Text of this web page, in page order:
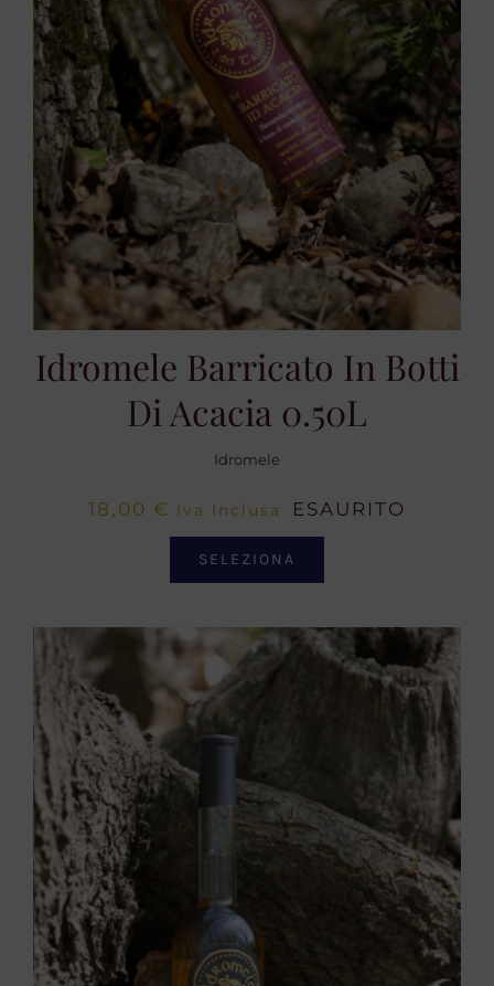
Idromele Barricato In Botti
Di Acacia 0.50L
Idromele
18,00 € Iva Inclusa ESAURITO
SELEZIONA